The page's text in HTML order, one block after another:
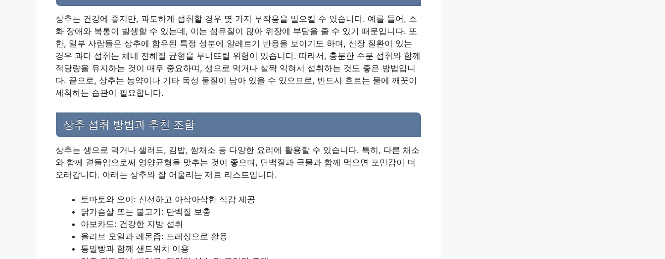
상추는 건강에 좋지만, 과도하게 섭취할 경우 몇 가지 부작용을 일으킬 수 있습니다. 예를 들어, 소
화 장애와 복통이 발생할 수 있는데, 이는 섬유질이 많아 위장에 부담을 줄 수 있기 때문입니다. 또
한, 일부 사람들은 상추에 함유된 특정 성분에 알레르기 반응을 보이기도 하며, 신장 질환이 있는
경우 과다 섭취는 체내 전해질 균형을 무너뜨릴 위험이 있습니다. 따라서, 충분한 수분 섭취와 함께
적당량을 유지하는 것이 매우 중요하며, 생으로 먹거나 살짝 익혀서 섭취하는 것도 좋은 방법입니
다. 끝으로, 상추는 농약이나 기타 독성 물질이 남아 있을 수 있으므로, 반드시 흐르는 물에 깨끗이
세척하는 습관이 필요합니다.
상추 섭취 방법과 추천 조합
상추는 생으로 먹거나 샐러드, 김밥, 쌈채소 등 다양한 요리에 활용할 수 있습니다. 특히, 다른 채소
와 함께 곁들임으로써 영양균형을 맞추는 것이 좋으며, 단백질과 곡물과 함께 먹으면 포만감이 더
오래갑니다. 아래는 상추와 잘 어울리는 재료 리스트입니다.
토마토와 오이: 신선하고 아삭아삭한 식감 제공
닭가슴살 또는 불고기: 단백질 보충
아보카도: 건강한 지방 섭취
올리브 오일과 레몬즙: 드레싱으로 활용
통밀빵과 함께 샌드위치 이용